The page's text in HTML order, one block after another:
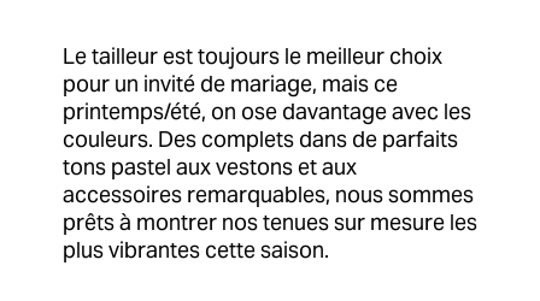
Le tailleur est toujours le meilleur choix
pour un invité de mariage, mais ce
printemps/été, on ose davantage avec les
couleurs. Des complets dans de parfaits
tons pastel aux vestons et aux
accessoires remarquables, nous sommes
prêts à montrer nos tenues sur mesure les
plus vibrantes cette saison.